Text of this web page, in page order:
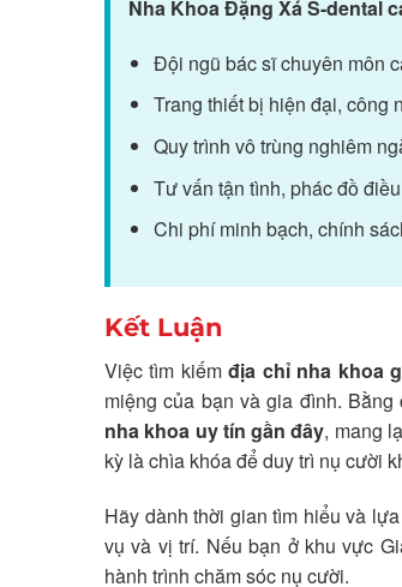
Nha Khoa Đặng Xá S-dental
Đội ngũ bác sĩ chuyên môn
Trang thiết bị hiện đại, công
Quy trình vô trùng nghiêm
Tư vấn tận tình, phác đồ
Chi phí minh bạch, chính
Kết Luận
Việc tìm kiếmđịa chỉ nha khoa
miệng của bạn và gia đình.
nha khoa uy tín gần đây, mang
kỳ là chìa khóa để duy trì nụ cười
Hãy dành thời gian tìm hiểu và
vụ và vị trí. Nếu bạn ở khu vực
hành trình chăm sóc nụ cười.